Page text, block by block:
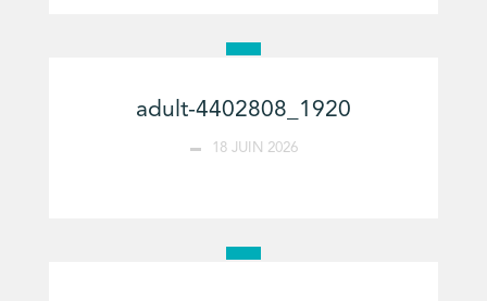
adult-4402808_1920
18 JUIN 2026